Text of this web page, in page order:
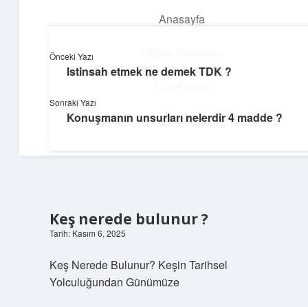
Anasayfa
Hakkımızda
Işıltılı önerilerle hayatını canlandır!
Keş nerede bulunur ?
Tarih: Kasım 6, 2025
Keş Nerede Bulunur? Keşin Tarihsel
Yolculuğundan Günümüze
Önceki Yazı
Istinsah etmek ne demek TDK ?
Sonraki Yazı
Konuşmanın unsurları nelerdir 4 madde ?